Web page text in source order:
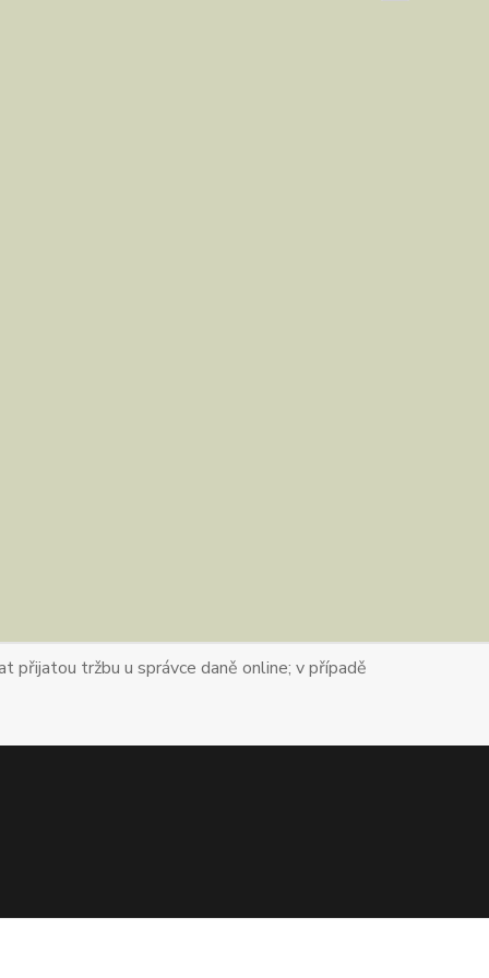
přijatou tržbu u správce daně online; v případě